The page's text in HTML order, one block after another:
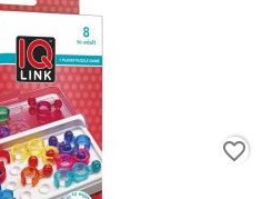
favorite_border